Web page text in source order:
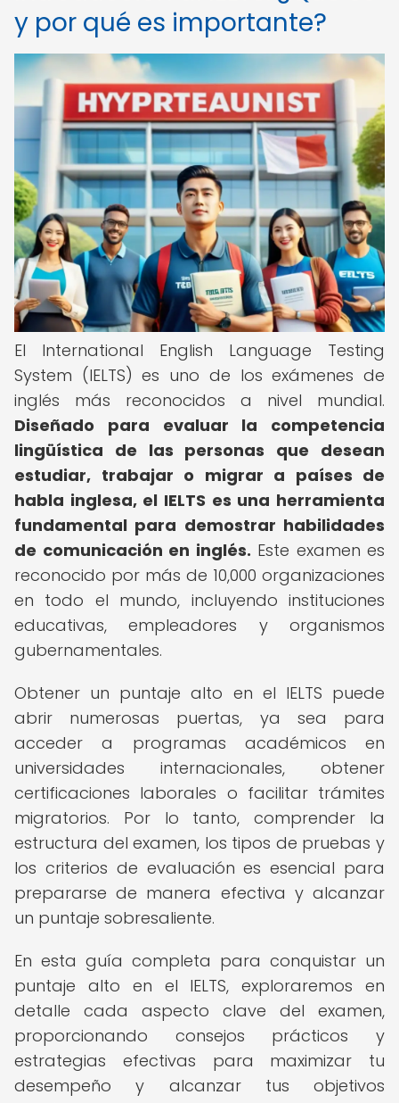
y por qué es importante?
El International English Language Testing
System (IELTS) es uno de los exámenes de
inglés más reconocidos a nivel mundial.
Diseñado para evaluar la competencia
lingüística de las personas que desean
estudiar, trabajar o migrar a países de
habla inglesa, el IELTS es una herramienta
fundamental para demostrar habilidades
de comunicación en inglés. Este examen es
reconocido por más de 10,000 organizaciones
en todo el mundo, incluyendo instituciones
educativas, empleadores y organismos
gubernamentales.
Obtener un puntaje alto en el IELTS puede
abrir numerosas puertas, ya sea para
acceder a programas académicos en
universidades internacionales, obtener
certificaciones laborales o facilitar trámites
migratorios. Por lo tanto, comprender la
estructura del examen, los tipos de pruebas y
los criterios de evaluación es esencial para
prepararse de manera efectiva y alcanzar
un puntaje sobresaliente.
En esta guía completa para conquistar un
puntaje alto en el IELTS, exploraremos en
detalle cada aspecto clave del examen,
proporcionando consejos prácticos y
estrategias efectivas para maximizar tu
desempeño y alcanzar tus objetivos